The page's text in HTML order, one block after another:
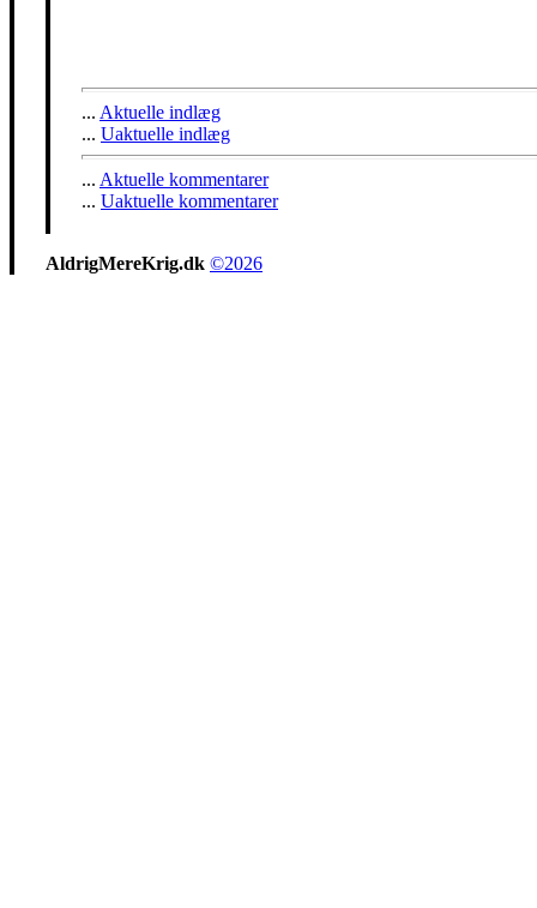
... Aktuelle indlæg
... Uaktuelle indlæg
... Aktuelle kommentarer
... Uaktuelle kommentarer
AldrigMereKrig.dk ©2026